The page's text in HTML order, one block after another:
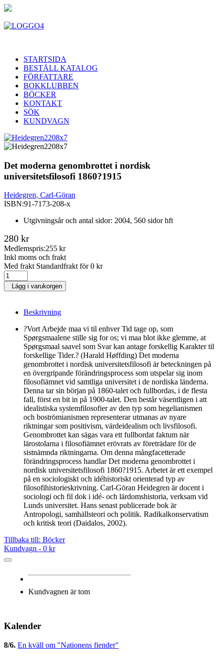
STARTSIDA
BESTÄLL KATALOG
FÖRFATTARE
BOKKLUBBEN
BÖCKER
KONTAKT
SÖK
KUNDVAGN
Det moderna genombrottet i nordisk
universitetsfilosofi 1860?1915
Heidegren, Carl-Göran
ISBN:91-7173-208-x
Utgivningsår och antal sidor: 2004, 560 sidor hft
280 kr
Medlemspris:255 kr
Inkl moms och frakt
Med frakt Standardfrakt för 0 kr
Lägg i varukorgen
Beskrivning
?Vort Arbejde maa vi til enhver Tid tage op, som
Spørgsmaalene stille sig for os; vi maa blot ikke glemme, at
Spørgsmaal saavel som Svar kan antage forskellig Karakter til
forskellige Tider.? (Harald Høffding) Det moderna
genombrottet i nordisk universitetsfilosofi är beteckningen på
en övergripande förändringsprocess som utspelar sig inom
filosofiämnet vid samtliga universitet i de nordiska länderna.
Denna tar sin början på 1860-talet och fullbordas, i de flesta
fall, först en bit in på 1900-talet. Den består väsentligen i att
idealistiska systemfilosofier av den typ som hegelianismen
och boströmianismen representerar utmanas av nyare
riktningar som positivism, värdeidealism och livsfilosofi.
Genombrottet kan sägas vara ett fullbordat faktum när
lärostolarna i filosofiämnet erövrats av företrädare för de
sistnämnda riktningarna. Om denna mångfacetterade
förändringsprocess handlar Det moderna genombrottet i
nordisk universitetsfilosofi 1860?1915. Arbetet är ett exempel
på en sociologiskt och idéhistoriskt orienterad typ av
filosofihistorieskrivning. Carl-Göran Heidegren är docent i
sociologi och fil dok i idé- och lärdomshistoria, verksam vid
Lunds universitet. Hans senast publicerade bok är
Antropologi, samhällsteori och politik. Radikalkonservatism
och kritisk teori (Daidalos, 2002).
Tillbaka till: Böcker
Kundvagn - 0 kr
Kundvagnen är tom
Kalender
8/6. En kväll om "Nationens fiender"